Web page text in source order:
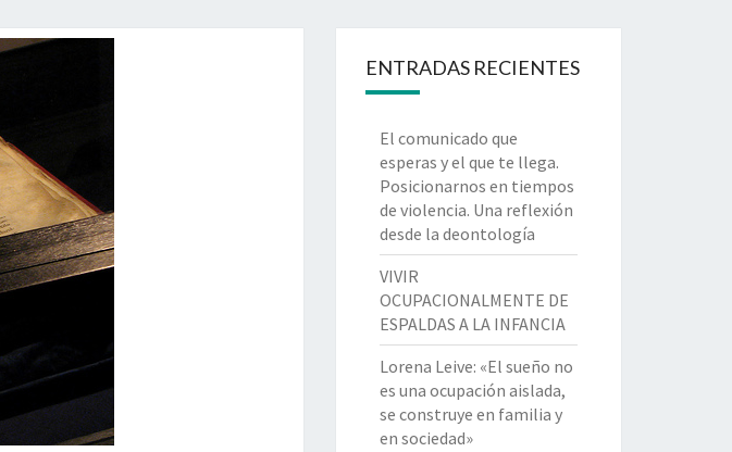
ENTRADAS RECIENTES
El comunicado que
esperas y el que te llega.
Posicionarnos en tiempos
de violencia. Una reflexión
desde la deontología
VIVIR
OCUPACIONALMENTE DE
ESPALDAS A LA INFANCIA
Lorena Leive: «El sueño no
es una ocupación aislada,
se construye en familia y
en sociedad»